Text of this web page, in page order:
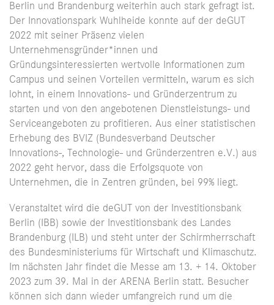
Berlin und Brandenburg weiterhin auch stark gefragt ist.
Der Innovationspark Wuhlheide konnte auf der deGUT
2022 mit seiner Präsenz vielen
Unternehmensgründer*innen und
Gründungsinteressierten wertvolle Informationen zum
Campus und seinen Vorteilen vermitteln, warum es sich
lohnt, in einem Innovations- und Gründerzentrum zu
starten und von den angebotenen Dienstleistungs- und
Serviceangeboten zu profitieren. Aus einer statistischen
Erhebung des BVIZ (Bundesverband Deutscher
Innovations-, Technologie- und Gründerzentren e.V.) aus
2022 geht hervor, dass die Erfolgsquote von
Unternehmen, die in Zentren gründen, bei 99% liegt.
Veranstaltet wird die deGUT von der Investitionsbank
Berlin (IBB) sowie der Investitionsbank des Landes
Brandenburg (ILB) und steht unter der Schirmherrschaft
des Bundesministeriums für Wirtschaft und Klimaschutz.
Im nächsten Jahr findet die Messe am 13. + 14. Oktober
2023 zum 39. Mal in der ARENA Berlin statt. Besucher
können sich dann wieder umfangreich rund um die